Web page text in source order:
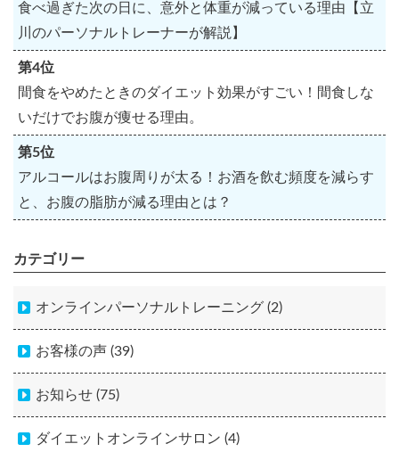
食べ過ぎた次の日に、意外と体重が減っている理由【立
川のパーソナルトレーナーが解説】
第4位
間食をやめたときのダイエット効果がすごい！間食しな
いだけでお腹が痩せる理由。
第5位
アルコールはお腹周りが太る！お酒を飲む頻度を減らす
と、お腹の脂肪が減る理由とは？
カテゴリー
オンラインパーソナルトレーニング (2)
お客様の声 (39)
お知らせ (75)
ダイエットオンラインサロン (4)